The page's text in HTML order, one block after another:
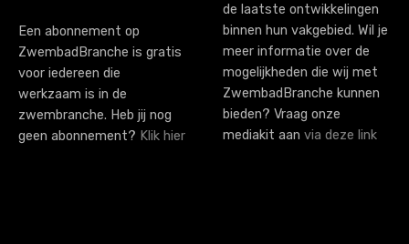
Een abonnement op
ZwembadBranche is gratis
voor iedereen die
werkzaam is in de
zwembranche. Heb jij nog
geen abonnement? Klik hier
de laatste ontwikkelingen
binnen hun vakgebied. Wil je
meer informatie over de
mogelijkheden die wij met
ZwembadBranche kunnen
bieden? Vraag onze
mediakit aan via deze link